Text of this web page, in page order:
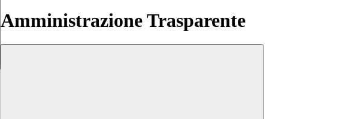
Amministrazione Trasparente